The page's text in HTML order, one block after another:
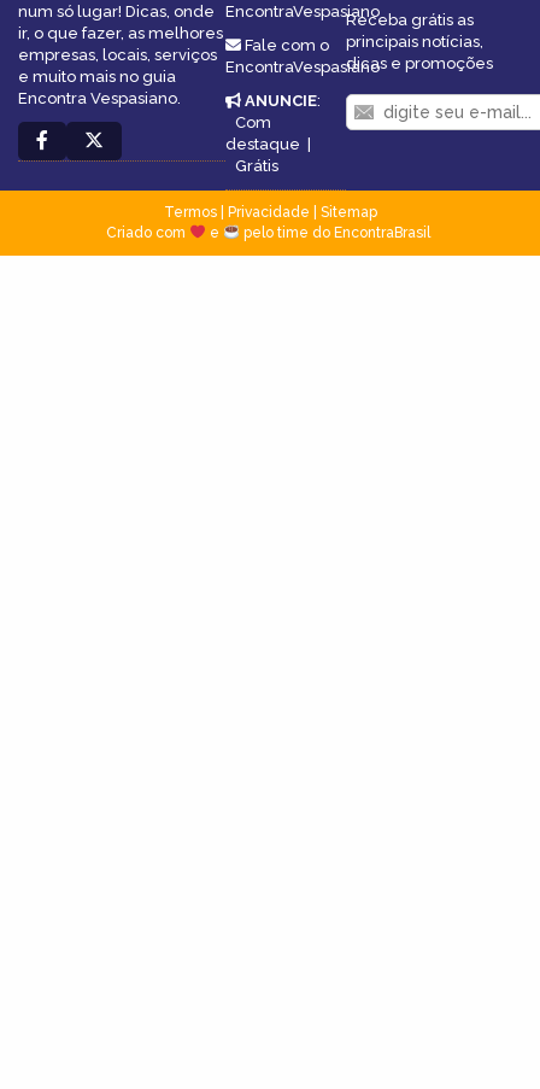
num só lugar! Dicas, onde
ir, o que fazer, as melhores
empresas, locais, serviços
e muito mais no guia
Encontra Vespasiano.
EncontraVespasiano
Fale com o
EncontraVespasiano
ANUNCIE:
Com
destaque |
Grátis
Receba grátis as
principais notícias,
dicas e promoções
Termos| Privacidade
Sitemap
Criado com
e pelo time do EncontraBrasil